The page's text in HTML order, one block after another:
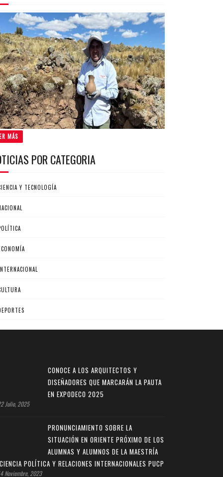
MÁS
POR CATEGORIA
Y TECNOLOGÍA
CONOCE A LOS ARQUITECTOS Y
DISEÑADORES QUE MARCARÁN LA PAUTA
EN EXPODECO 2025
Julio, 2025
PRONUNCIAMIENTO SOBRE LA
SITUACIÓN EN ORIENTE PRÓXIMO DE LOS
ALUMNAS Y ALUMNOS DE LA MAESTRÍA
POLÍTICA Y RELACIONES INTERNACIONALES PUCP
Noviembre, 2023